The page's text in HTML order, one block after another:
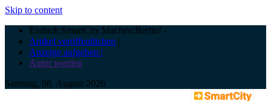
Skip to content
Einfach.SmartCity.Machen:Berlin! -
Artikel veröffentlichen |
Anzeige aufgeben |
Autor werden
Samstag, 08. August 2026